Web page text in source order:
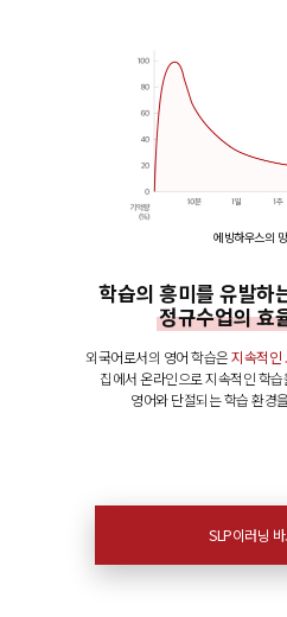
에빙하우스의
학습의 흥미를 유발하
정규수업의 효
외국어로서의 영어 학습은지속적인
집에서 온라인으로 지속적인 학
영어와 단절되는 학습 환경
SLP이러닝